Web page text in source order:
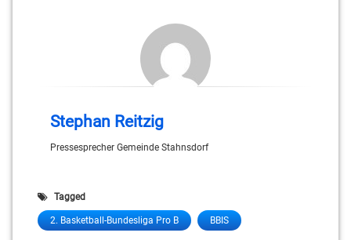
Stephan Reitzig
Pressesprecher Gemeinde Stahnsdorf
Tagged
2. Basketball-Bundesliga Pro B BBIS